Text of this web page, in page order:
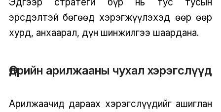
эрсдэлтэй бөгөөд хэрэгжүүлэхэд өөр өөр
хурд, анхаарал, дүн шинжилгээ шаардана.
Өдрийн арилжааны чухал хэрэгслүүд
Арилжаачид дараах хэрэгслүүдийг ашиглан